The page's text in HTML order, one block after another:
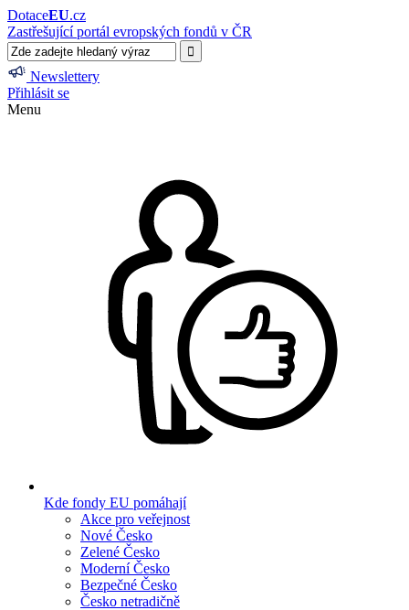
DotaceEU.cz
Zastřešující portál evropských fondů v ČR
Newslettery
Přihlásit se
Menu
Kde fondy EU pomáhají
Akce pro veřejnost
Nové Česko
Zelené Česko
Moderní Česko
Bezpečné Česko
Česko netradičně